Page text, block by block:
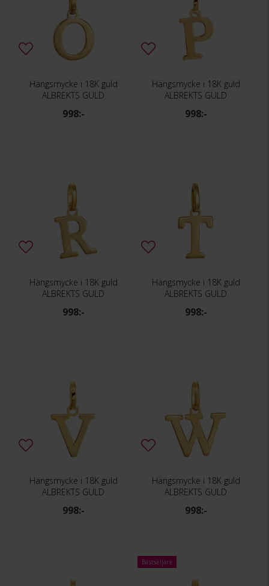
Hängsmycke i 18K guld
ALBREKTS GULD
998:-
Hängsmycke i 18K guld
ALBREKTS GULD
998:-
Hängsmycke i 18K guld
ALBREKTS GULD
998:-
Hängsmycke i 18K guld
ALBREKTS GULD
998:-
Hängsmycke i 18K guld
ALBREKTS GULD
998:-
Hängsmycke i 18K guld
ALBREKTS GULD
998:-
Bästsäljare